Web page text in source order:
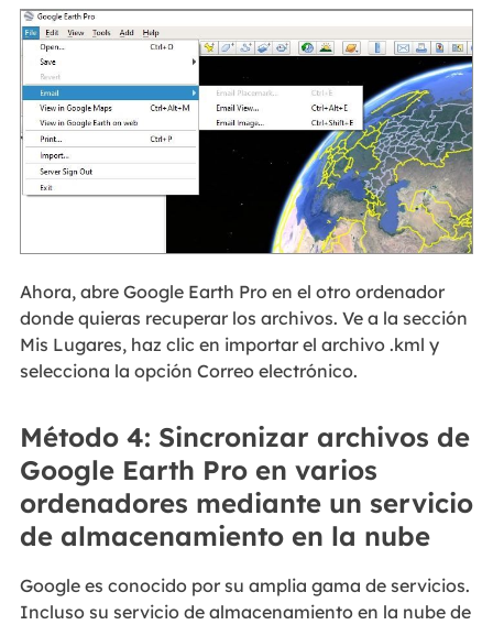
Ahora, abre Google Earth Pro en el otro ordenador
donde quieras recuperar los archivos. Ve a la sección
Mis Lugares, haz clic en importar el archivo .kml y
selecciona la opción Correo electrónico.
Método 4: Sincronizar archivos de
Google Earth Pro en varios
ordenadores mediante un servicio
de almacenamiento en la nube
Google es conocido por su amplia gama de servicios.
Incluso su servicio de almacenamiento en la nube de